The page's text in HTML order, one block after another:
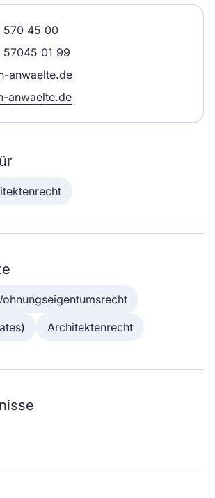
570 45 00
57045 01 99
anwaelte.de
anwaelte.de
Architektenrecht